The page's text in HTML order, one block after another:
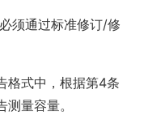
须通过标准修订/修
格式中，根据第4条
量容量。